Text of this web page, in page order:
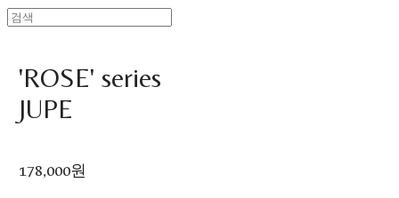
'ROSE' series
JUPE
178,000원